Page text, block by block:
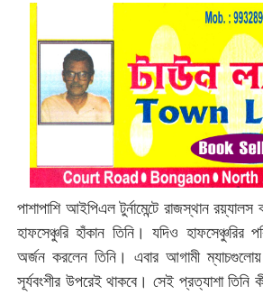
পাশাপাশি আইপিএল টুর্নামেন্টে রাজস্থান
হাফসেঞ্চুরি হাঁকান তিনি। যদিও হাফসেঞ্চুরির
অর্জন করলেন তিনি। এবার আগামী
সূর্যবংশীর উপরেই থাকবে। সেই প্রত্যাশা তিনি